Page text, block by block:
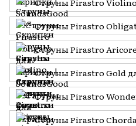
Струны Pirastro
Струны Pirastro
Струны Pirastro
Струны Pirastro Gold
Струны Pirastro
Струны Pirastro